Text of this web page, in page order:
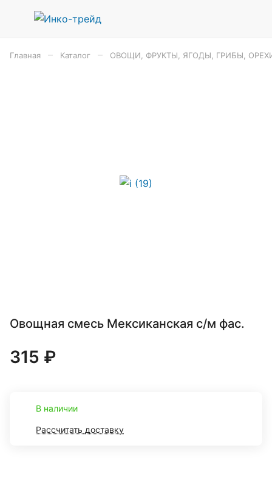
Главная Каталог ОВОЩИ, ФРУКТЫ, ЯГОДЫ, ГРИБЫ,
Овощная смесь Мексиканская с/м фас.
315 ₽
В наличии
Рассчитать доставку